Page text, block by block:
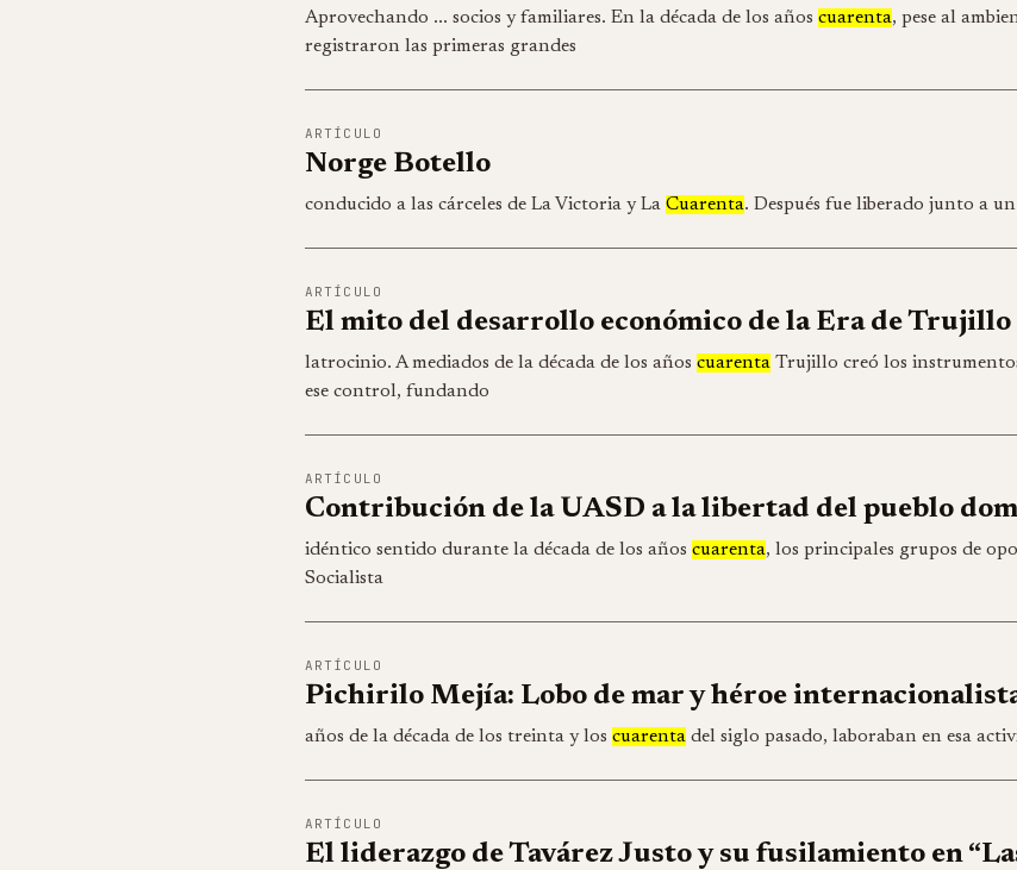
Aprovechando ... socios y familiares. En la década de los años cuarenta, pese al
registraron las primeras grandes
ARTÍCULO
Norge Botello
conducido a las cárceles de La Victoria y La Cuarenta. Después fue liberado junto a
ARTÍCULO
El mito del desarrollo económico de la Era de Trujillo
latrocinio. A mediados de la década de los años cuarenta Trujillo creó los
ese control, fundando
ARTÍCULO
Contribución de la UASD a la libertad del pueblo
idéntico sentido durante la década de los años cuarenta, los principales grupos de
Socialista
ARTÍCULO
Pichirilo Mejía: Lobo de mar y héroe
años de la década de los treinta y los cuarenta del siglo pasado, laboraban en esa
ARTÍCULO
El liderazgo de Tavárez Justo y su fusilamiento en